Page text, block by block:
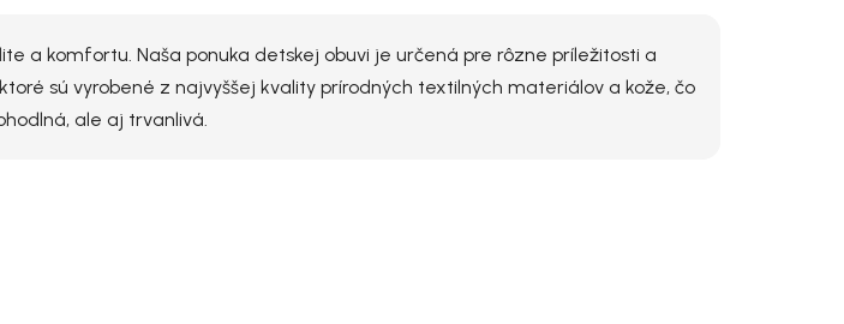
a komfortu. Naša ponuka detskej obuvi je určená pre rôzne príležitosti a
sú vyrobené z najvyššej kvality prírodných textilných materiálov a kože, čo
ale aj trvanlivá.